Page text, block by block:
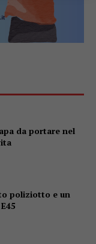
da portare nel
poliziotto e un